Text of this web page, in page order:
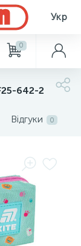
Укр
0
642-2
Відгуки 0